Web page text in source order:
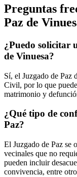
Preguntas
Paz de
¿Puedo solicitar
de Vinuesa?
Sí, el Juzgado de Paz
Civil, por lo que
matrimonio y
¿Qué tipo de
Paz?
El Juzgado de Paz se
vecinales que no
pueden incluir
convivencia, entre